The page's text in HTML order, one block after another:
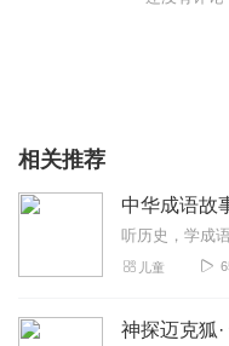
相关推荐
儿童